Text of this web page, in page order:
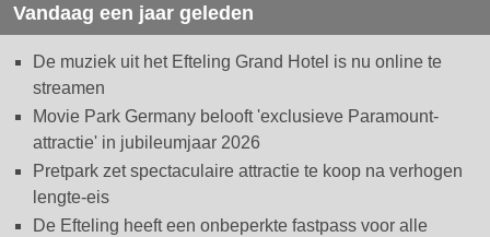
Vandaag een jaar geleden
De muziek uit het Efteling Grand Hotel is nu online te
streamen
Movie Park Germany belooft 'exclusieve Paramount-
attractie' in jubileumjaar 2026
Pretpark zet spectaculaire attractie te koop na verhogen
lengte-eis
De Efteling heeft een onbeperkte fastpass voor alle